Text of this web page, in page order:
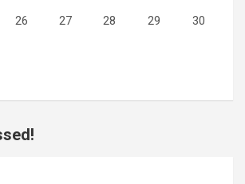
26 27 28 29 30